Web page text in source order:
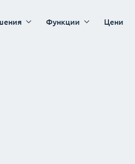
Функции Цени